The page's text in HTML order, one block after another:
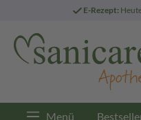
E-Rezept:
Menü